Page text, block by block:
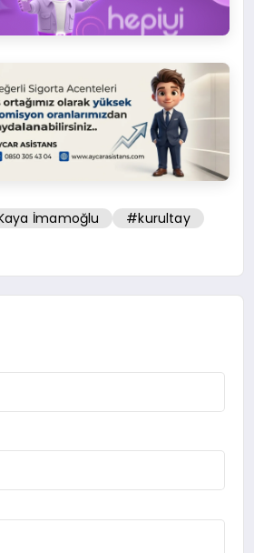
İmamoğlu #kurultay